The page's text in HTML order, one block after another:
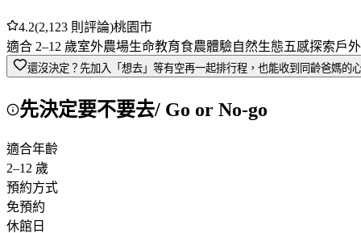
4.2(2,123 則評論)桃園市
適合 2–12 歲室外農場生命教育食農體驗自然生態五感探索戶
還沒決定？先加入「想去」 等有空再一起排行程，也能收到同齡爸媽的
先決定要不要去/ Go or No-go
適合年齡
2–12 歲
預約方式
免預約
休館日